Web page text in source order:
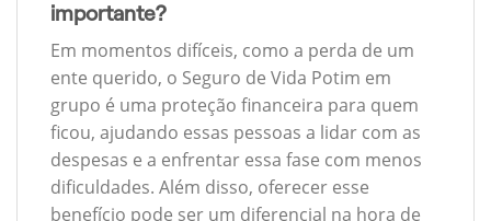
importante?
Em momentos difíceis, como a perda de um
ente querido, o Seguro de Vida Potim em
grupo é uma proteção financeira para quem
ficou, ajudando essas pessoas a lidar com as
despesas e a enfrentar essa fase com menos
dificuldades. Além disso, oferecer esse
benefício pode ser um diferencial na hora de